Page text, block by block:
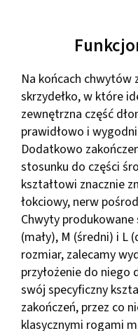
Na końcach chwytów
skrzydełko, w które
zewnętrzna część
prawidłowo i
Dodatkowo
stosunku do części
kształtowi znacznie
łokciowy, nerw
Chwyty
(mały), M (średni) i L
rozmiar, zalecamy
przyłożenie do niego
swój specyficzny
zakończeń, przez co
klasycznymi rogami